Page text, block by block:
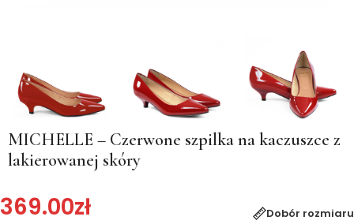
MICHELLE – Czerwone szpilka na kaczuszce z
lakierowanej skóry
369.00zł
Dobór rozmiaru